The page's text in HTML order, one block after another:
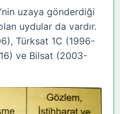
uzaya gönderdiği
uydular da vardır.
Türksat 1C (1996-
ve Bilsat (2003-